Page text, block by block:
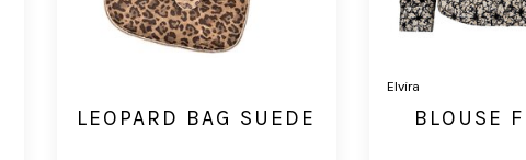
LEOPARD BAG SUEDE
Elvira
BLOUSE